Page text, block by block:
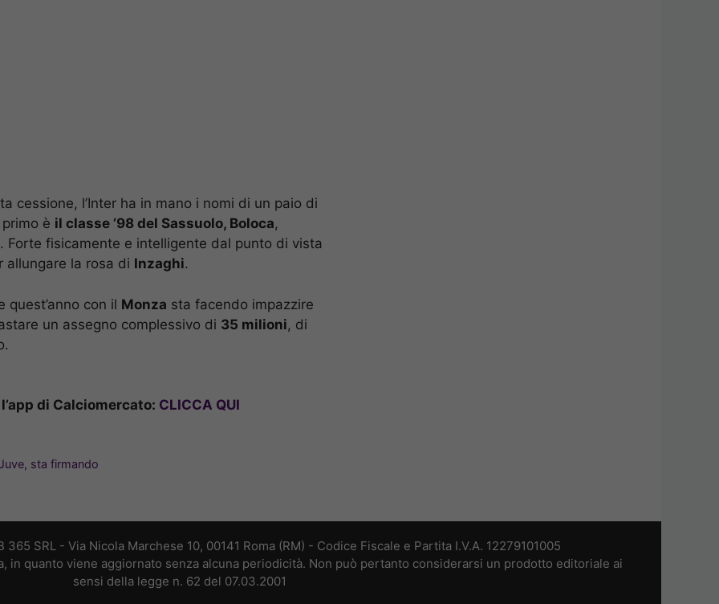
cessione, l’Inter ha in mano i nomi di un paio di
è il classe ’98 del Sassuolo, Boloca,
Forte fisicamente e intelligente dal punto di vista
allungare la rosa di Inzaghi.
quest’anno con il Monza sta facendo impazzire
un assegno complessivo di 35 milioni, di
di Calciomercato: CLICCA QUI
sta firmando
SRL - Via Nicola Marchese 10, 00141 Roma (RM) - Codice Fiscale e Partita I.V.A. 12279101005
in quanto viene aggiornato senza alcuna periodicità. Non può pertanto considerarsi un prodotto editoriale ai
sensi della legge n. 62 del 07.03.2001